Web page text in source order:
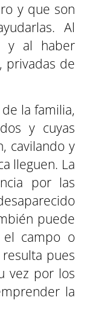
y que son
Al
y al haber
privadas de
la familia,
y cuyas
cavilando y
lleguen. La
por las
puede
campo o
pues
vez por los
la